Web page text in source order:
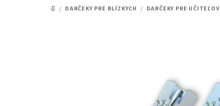
DOMOV
/ DARČEKY PRE BLÍZKYCH / DARČEKY PRE UČITEĽOV